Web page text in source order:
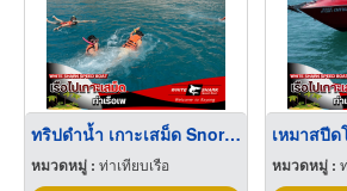
ทริปดําน้ำ เกาะเสม็ด Snorkeling trip, Koh Samet
หมวดหมู่ : ท่าเทียบเรือ
เหมาสปีด
หมวดหมู่ :